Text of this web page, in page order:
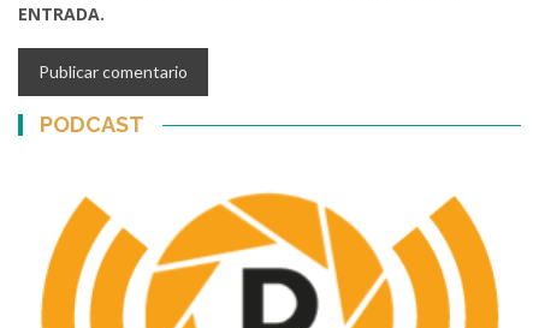
ENTRADA.
PODCAST